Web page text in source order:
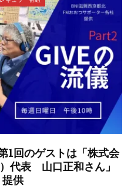
回のゲストは「株式会
代表 山口正和さん」
供